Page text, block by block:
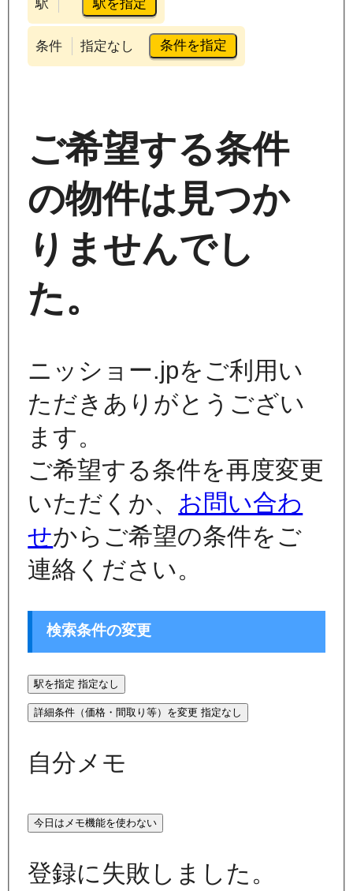
駅 駅を指定
条件 指定なし 条件を指定
ご希望する条件
の物件は見つか
りませんでし
た。
ニッショー.jpをご利用い
ただきありがとうござい
ます。
ご希望する条件を再度変更
いただくか、 お問い合わ
せからご希望の条件をご
連絡ください。
検索条件の変更
駅を指定 指定なし
詳細条件（価格・間取り等）を変更 指定なし
自分メモ
今日はメモ機能を使わない
登録に失敗しました。